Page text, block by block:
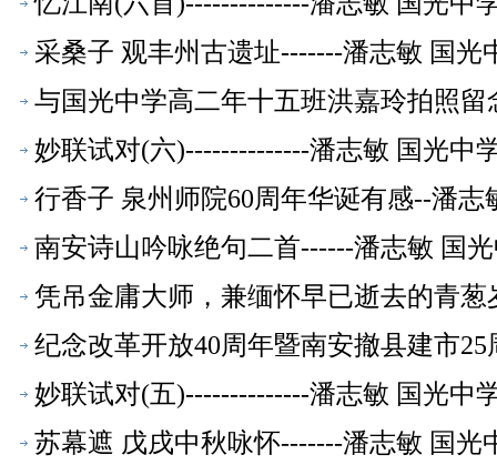
采桑子 观丰州古遗址-------潘志敏 国光
与国光中学高二年十五班洪嘉玲拍照
妙联试对(六)--------------潘志敏 国光中
行香子 泉州师院60周年华诞有感--潘
南安诗山吟咏绝句二首------潘志敏 国
凭吊金庸大师，兼缅怀早已逝去的青
纪念改革开放40周年暨南安撤县建市
妙联试对(五)--------------潘志敏 国光中
苏幕遮 戊戌中秋咏怀-------潘志敏 国光